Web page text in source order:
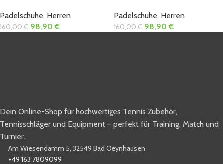
Padelschuhe, Herren
160,00€ 98,90€
Padelschuhe, Herren
160,00€ 98,90€
Dein Online-Shop für hochwertiges Tennis Zubehör,
Tennisschläger und Equipment – perfekt für Training, Match und
Turnier.
Am Wiesendamm 5, 32549 Bad Oeynhausen
+49 163 7809099